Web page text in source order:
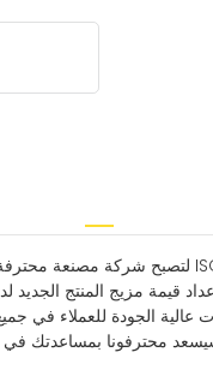
قيمة مزيج المنتج
الجودة للعملاء في